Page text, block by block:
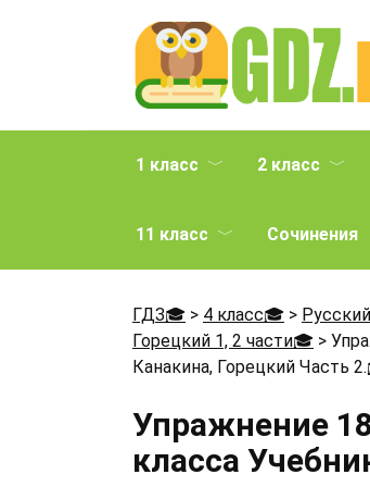
1 класс 2 класс
11 класс Сочинения
ГДЗ🎓 > 4 класс🎓 >
Горецкий 1, 2 части🎓 >
Канакина, Горецкий Часть 2.
Упражнение
класса